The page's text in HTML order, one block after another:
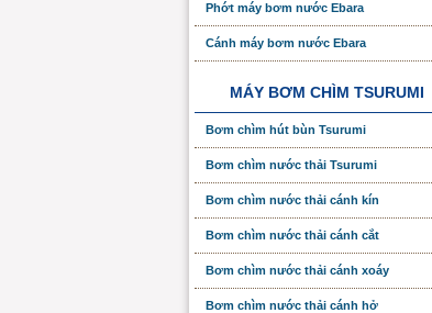
Phớt máy bơm nước Ebara
Cánh máy bơm nước Ebara
MÁY BƠM CHÌM TSURUMI
Bơm chìm hút bùn Tsurumi
Bơm chìm nước thải Tsurumi
Bơm chìm nước thải cánh kín
Bơm chìm nước thải cánh cắt
Bơm chìm nước thải cánh xoáy
Bơm chìm nước thải cánh hở